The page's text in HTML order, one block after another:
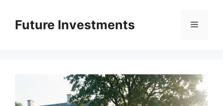
вмістуFuture Investments Меню